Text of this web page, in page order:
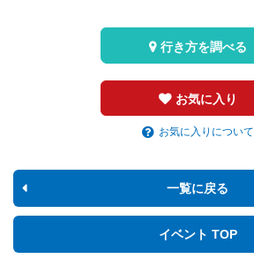
お気に入り
お気に入りについて
行き方を調べる
一覧に戻る
イベント TOP